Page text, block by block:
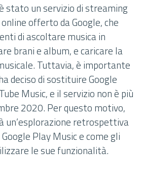
stato un servizio di streaming
offerto da Google, che
di ascoltare musica in
brani e album, e caricare la
Tuttavia, è importante
deciso di sostituire Google
Music, e il servizio non è più
2020. Per questo motivo,
un’esplorazione retrospettiva
Play Music e come gli
le sue funzionalità.